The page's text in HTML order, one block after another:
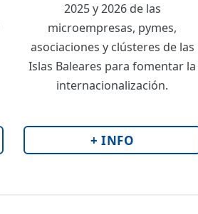
2025 y 2026 de las
microempresas, pymes,
asociaciones y clústeres de las
Islas Baleares para fomentar la
internacionalización.
+ INFO